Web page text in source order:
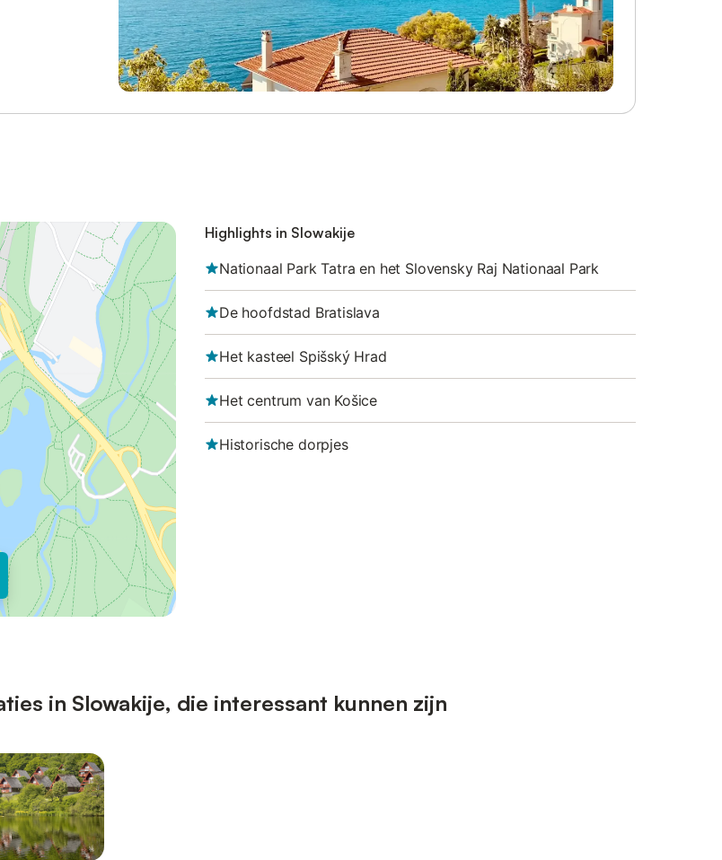
Highlights in Slowakije
Nationaal Park Tatra en het Slovensky Raj Nationaal Park
De hoofdstad Bratislava
Het kasteel Spišský Hrad
Het centrum van Košice
Historische dorpjes
in Slowakije, die interessant kunnen zijn